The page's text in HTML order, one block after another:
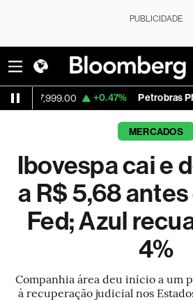
PUBLICIDADE
+0.47% Petrobras PN 43.42
MERCADOS
Ibovespa cai e
a R$ 5,68
Fed; Azul
4%
Companhia área deu início a um
à recuperação judicial nos